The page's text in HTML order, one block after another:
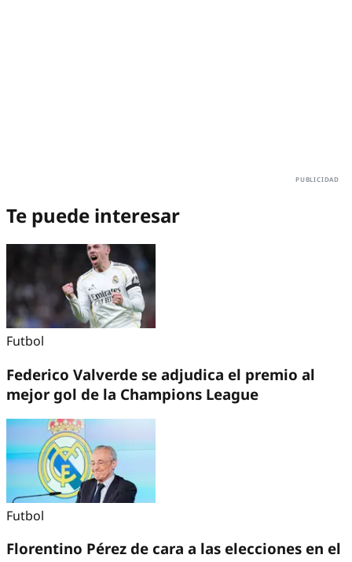
Te puede interesar
Futbol
Federico Valverde se adjudica el premio al
mejor gol de la Champions League
Futbol
Florentino Pérez de cara a las elecciones en el